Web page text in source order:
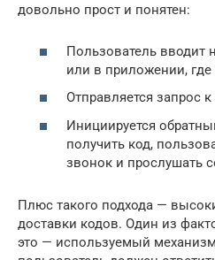
довольно прост и понятен:
Пользователь вводит
или в приложении, где
Отправляется запрос к
Инициируется
получить код,
звонок и прослушать
Плюс такого подхода —
доставки кодов. Один из
это — используемый